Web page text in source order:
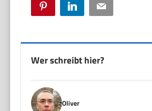
Pinterest LinkedIn Email
Wer schreibt hier?
Oliver